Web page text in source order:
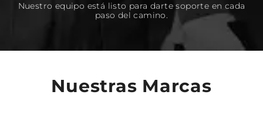
Nuestro equipo está listo para darte soporte en cada
paso del camino.
Nuestras Marcas